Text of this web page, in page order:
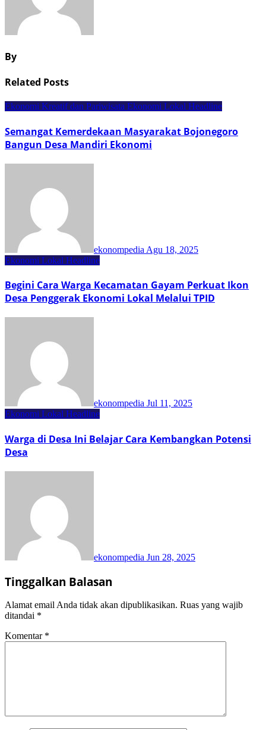
By
Related Posts
Ekonomi Kreatif dan Pariwisata Ekonomi Lokal Headline
Semangat Kemerdekaan Masyarakat Bojonegoro
Bangun Desa Mandiri Ekonomi
ekonompedia Agu 18, 2025
Ekonomi Lokal Headline
Begini Cara Warga Kecamatan Gayam Perkuat Ikon
Desa Penggerak Ekonomi Lokal Melalui TPID
ekonompedia Jul 11, 2025
Ekonomi Lokal Headline
Warga di Desa Ini Belajar Cara Kembangkan Potensi
Desa
ekonompedia Jun 28, 2025
Tinggalkan Balasan
Alamat email Anda tidak akan dipublikasikan. Ruas yang wajib
ditandai *
Komentar *